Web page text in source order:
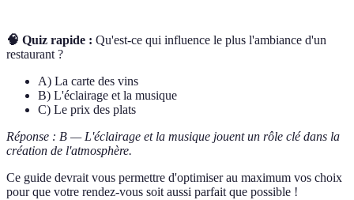
🧠 Quiz rapide : Qu'est-ce qui influence le plus l'ambiance d'un
restaurant ?
A) La carte des vins
B) L'éclairage et la musique
C) Le prix des plats
Réponse : B — L'éclairage et la musique jouent un rôle clé dans la
création de l'atmosphère.
Ce guide devrait vous permettre d'optimiser au maximum vos choix
pour que votre rendez-vous soit aussi parfait que possible !